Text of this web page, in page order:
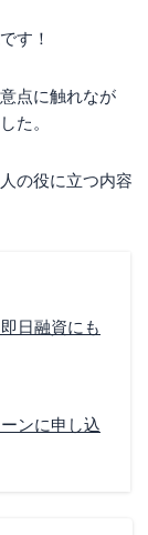
す！
点に触れなが
た。
の役に立つ内容
日融資にも
ンに申し込